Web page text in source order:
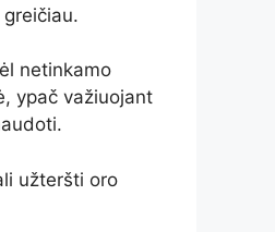
netinkamo
ypač važiuojant
užteršti oro